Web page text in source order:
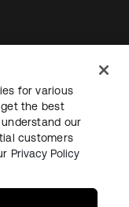
セキュリティ
for various
the best
our
customers
Privacy Policy